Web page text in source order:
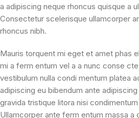
a adipiscing neque rhoncus quisque a
Consectetur scelerisque ullamcorper
rhoncus nibh.
Mauris torquent mi eget et amet phas
mi a ferm entum vel a a nunc conse
vestibulum nulla condi mentum platea
adipiscing eu bibendum ante
gravida tristique litora nisi
Ullamcorper ante ferm entum massa a